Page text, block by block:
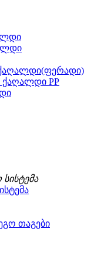
ქაღალდი PP
თაგები